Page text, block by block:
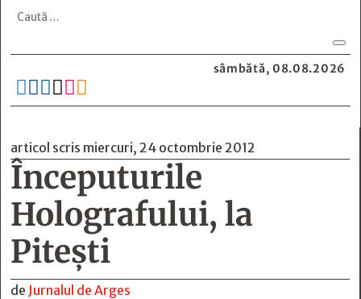
sâmbătă, 08.08.2026
     
articol scris miercuri, 24 octombrie 2012
Începuturile
Holografului, la
Piteşti
de Jurnalul de Arges